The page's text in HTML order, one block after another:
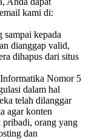
kami di:
sampai kepada
dianggap valid,
dihapus dari situs
Nomor 5
dalam hal
telah dilanggar
agar konten
pribadi, orang yang
dan